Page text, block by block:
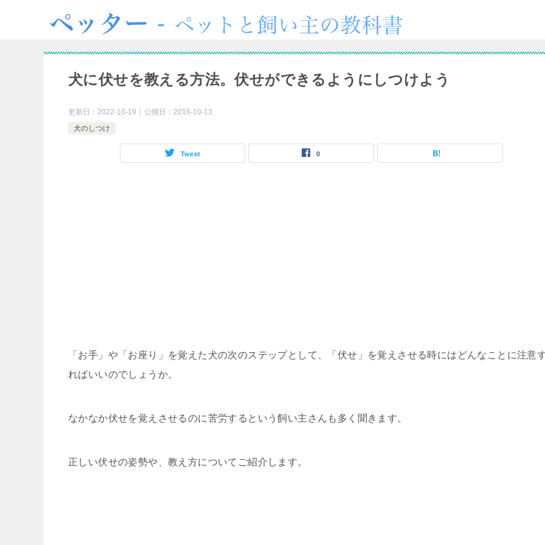
犬に伏せを教える方法。伏せができるようにしつけよう
更新日： 2022-10-19 公開日： 2016-10-13
犬のしつけ
Tweet 0
「お手」や「お座り」を覚えた犬の次のステップとして、「伏せ」を覚えさせる時にはどんなことに注意
ればいいのでしょうか。
なかなか伏せを覚えさせるのに苦労するという飼い主さんも多く聞きます。
正しい伏せの姿勢や、教え方についてご紹介します。